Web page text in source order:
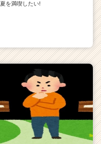
夏を満喫したい!